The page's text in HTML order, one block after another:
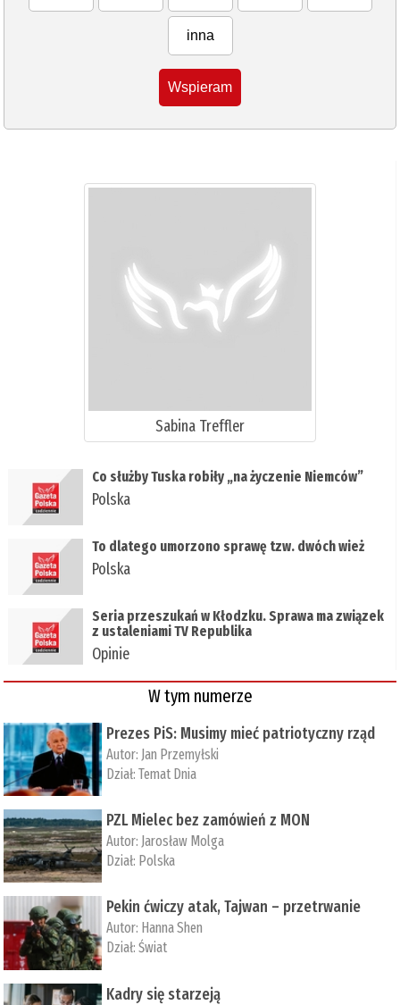
inna
Wspieram
Sabina Treffler
Co służby Tuska robiły „na życzenie Niemców”
Polska
To dlatego umorzono sprawę tzw. dwóch wież
Polska
Seria przeszukań w Kłodzku. Sprawa ma związek
z ustaleniami TV Republika
Opinie
W tym numerze
Prezes PiS: Musimy mieć patriotyczny rząd
Autor: Jan Przemyłski
Dział:Temat Dnia
PZL Mielec bez zamówień z MON
Autor: Jarosław Molga
Dział: Polska
Pekin ćwiczy atak, Tajwan – przetrwanie
Autor: ­Hanna Shen
Dział:Świat
Kadry się starzeją